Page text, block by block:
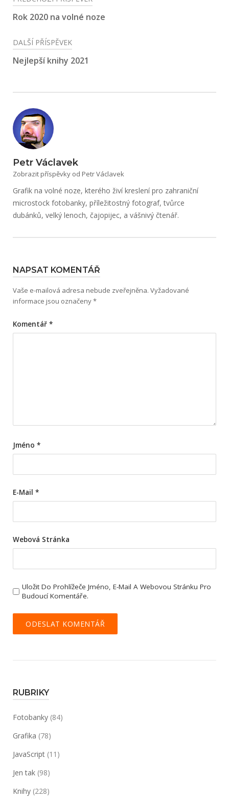
pro
Rok 2020 na volné noze
DALŠÍ PŘÍSPĚVEK
Nejlepší knihy 2021
Petr Václavek
Zobrazit příspěvky od Petr Václavek
Grafik na volné noze, kterého živí kreslení pro zahraniční
microstock fotobanky, příležitostný fotograf, tvůrce
dubánků, velký lenoch, čajopijec, a vášnivý čtenář.
NAPSAT KOMENTÁŘ
Vaše e-mailová adresa nebude zveřejněna. Vyžadované
informace jsou označeny*
Komentář *
Jméno *
E-Mail *
Webová Stránka
Uložit Do Prohlížeče Jméno, E-Mail A Webovou Stránku Pro
Budoucí Komentáře.
RUBRIKY
Fotobanky (84)
Grafika (78)
JavaScript (11)
Jen tak (98)
Knihy (228)